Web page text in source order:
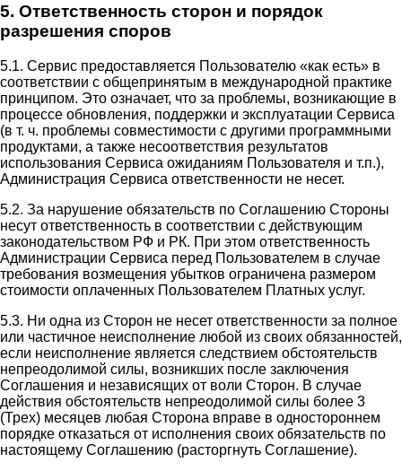
5. Ответственность сторон и порядок
разрешения споров
5.1. Сервис предоставляется Пользователю «как есть» в
соответствии с общепринятым в международной практике
принципом. Это означает, что за проблемы, возникающие в
процессе обновления, поддержки и эксплуатации Сервиса
(в т. ч. проблемы совместимости с другими программными
продуктами, а также несоответствия результатов
использования Сервиса ожиданиям Пользователя и т.п.),
Администрация Сервиса ответственности не несет.
5.2. За нарушение обязательств по Соглашению Стороны
несут ответственность в соответствии с действующим
законодательством РФ и РК. При этом ответственность
Администрации Сервиса перед Пользователем в случае
требования возмещения убытков ограничена размером
стоимости оплаченных Пользователем Платных услуг.
5.3. Ни одна из Сторон не несет ответственности за полное
или частичное неисполнение любой из своих обязанностей,
если неисполнение является следствием обстоятельств
непреодолимой силы, возникших после заключения
Соглашения и независящих от воли Сторон. В случае
действия обстоятельств непреодолимой силы более 3
(Трех) месяцев любая Сторона вправе в одностороннем
порядке отказаться от исполнения своих обязательств по
настоящему Соглашению (расторгнуть Соглашение).